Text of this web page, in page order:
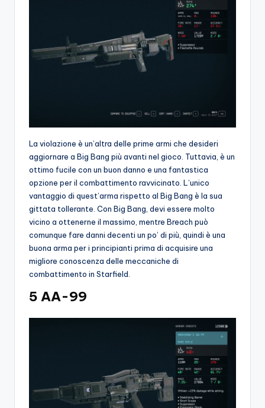
La violazione è un’altra delle prime armi che desideri
aggiornare a Big Bang più avanti nel gioco. Tuttavia, è un
ottimo fucile con un buon danno e una fantastica
opzione per il combattimento ravvicinato. L’unico
vantaggio di quest’arma rispetto al Big Bang è la sua
gittata tollerante. Con Big Bang, devi essere molto
vicino a ottenerne il massimo, mentre Breach può
comunque fare danni decenti un po’ di più, quindi è una
buona arma per i principianti prima di acquisire una
migliore conoscenza delle meccaniche di
combattimento in Starfield.
5 AA-99